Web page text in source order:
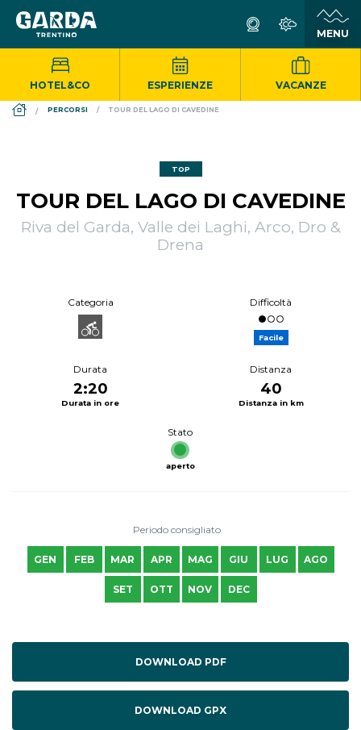
HOTEL&CO ESPERIENZE VACANZE
DS_BREADCRUMB.HOME
PERCORSI TOUR DEL LAGO DI CAVEDINE
TOP
TOUR DEL LAGO DI CAVEDINE
Riva del Garda, Valle dei Laghi, Arco, Dro &
Drena
Categoria Difficoltà
Facile
Durata
2:20
Durata in ore
Distanza
40
Distanza in km
Stato
aperto
Periodo consigliato
GEN FEB MAR APR MAG GIU LUG AGO
SET OTT NOV DEC
DOWNLOAD PDF
DOWNLOAD GPX